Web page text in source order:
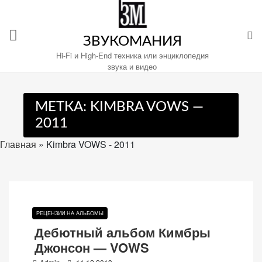
содержимому
ЗВУКОМАНИЯ
Hi-Fi и High-End техника или энциклопедия
звука и видео
МЕТКА: KIMBRA VOWS —
2011
Главная » Kimbra VOWS - 2011
РЕЦЕНЗИИ НА АЛЬБОМЫ
Дебютный альбом Кимбры
Джонсон — VOWS
Настройте
файлы
cookie
для